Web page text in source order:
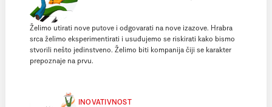
Želimo utirati nove putove i odgovarati na nove izazove. Hrabra
srca želimo eksperimentirati i usuđujemo se riskirati kako bismo
stvorili nešto jedinstveno. Želimo biti kompanija čiji se karakter
prepoznaje na prvu.
INOVATIVNOST